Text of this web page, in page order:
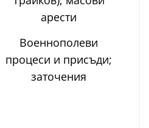
арести
Военнополеви
процеси и присъди;
заточения